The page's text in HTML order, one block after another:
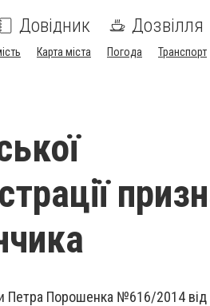
Довідник Дозвілля
Карта міста Погода Транспорт
Петра Порошенка №616/2014